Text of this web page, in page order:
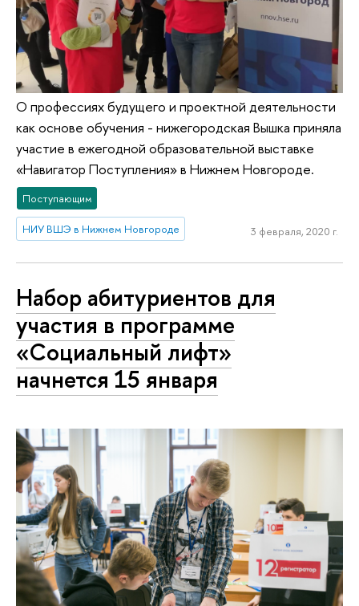
О профессиях будущего и проектной деятельности
как основе обучения - нижегородская Вышка приняла
участие в ежегодной образовательной выставке
«Навигатор Поступления» в Нижнем Новгороде.
Поступающим
НИУ ВШЭ в Нижнем Новгороде 3 февраля, 2020 г.
Набор абитуриентов для
участия в программе
«Социальный лифт»
начнется 15 января